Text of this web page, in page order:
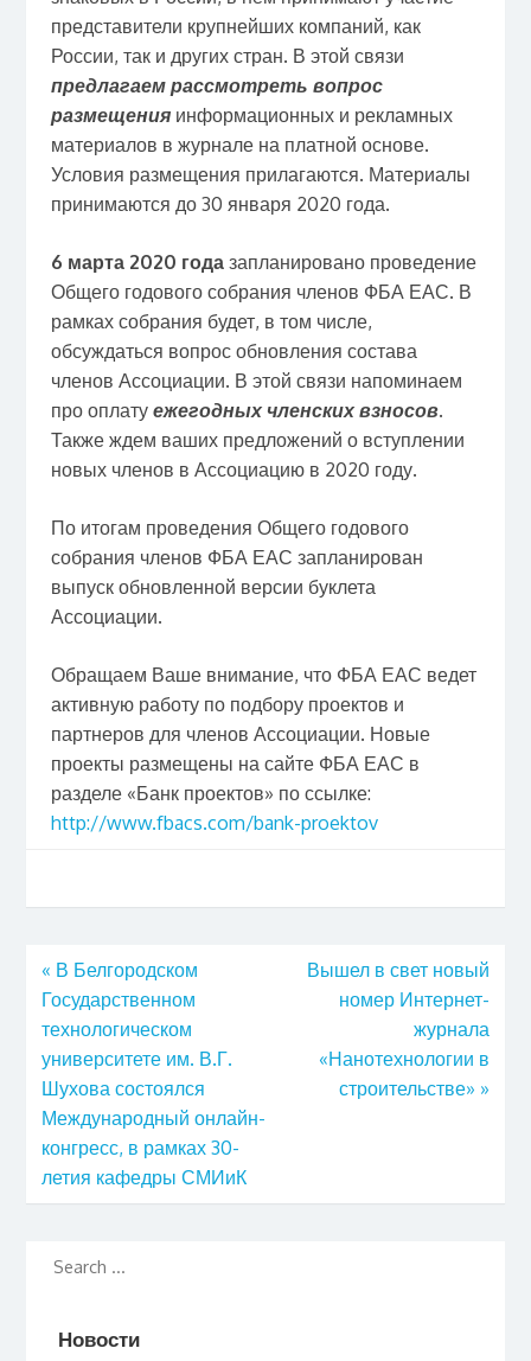
представители крупнейших компаний, как
России, так и других стран. В этой связи
предлагаем рассмотреть вопрос
размещения информационных и рекламных
материалов в журнале на платной основе.
Условия размещения прилагаются. Материалы
принимаются до 30 января 2020 года.
6 марта 2020 годазапланировано проведение
Общего годового собрания членов ФБА ЕАС. В
рамках собрания будет, в том числе,
обсуждаться вопрос обновления состава
членов Ассоциации. В этой связи напоминаем
про оплату ежегодных членских взносов.
Также ждем ваших предложений о вступлении
новых членов в Ассоциацию в 2020 году.
По итогам проведения Общего годового
собрания членов ФБА ЕАС запланирован
выпуск обновленной версии буклета
Ассоциации.
Обращаем Ваше внимание, что ФБА ЕАС ведет
активную работу по подбору проектов и
партнеров для членов Ассоциации. Новые
проекты размещены на сайте ФБА ЕАС в
разделе «Банк проектов» по ссылке:
http://www.fbacs.com/bank-proektov
« В Белгородском
Государственном
технологическом
университете им. В.Г.
Шухова состоялся
Международный онлайн-
конгресс, в рамках 30-
летия кафедры СМИиК
Вышел в свет новый
номер Интернет-
журнала
«Нанотехнологии в
строительстве» »
Новости